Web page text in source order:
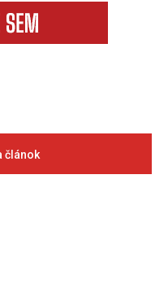
článok